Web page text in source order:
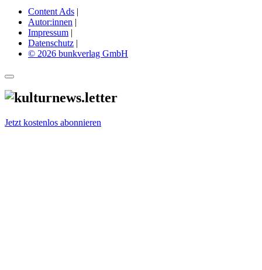
Content Ads |
Autor:innen |
Impressum |
Datenschutz |
© 2026 bunkverlag GmbH
Jetzt kostenlos abonnieren